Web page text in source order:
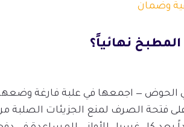
وضمان
نهائياً؟
الحوض — اجمعها في علبة فارغة
فتحة الصرف لمنع الجزيئات الصلبة